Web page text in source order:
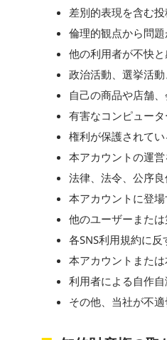
差別的表現を含む
倫理的観点から問
他の利用者が不快
政治活動、選挙活
自己の商品や店舗
有害なコンピュー
権利が保護されて
本アカウントの運
法律、法令、公序
本アカウントに登
他のユーザーまた
各SNS利用規約に反
本アカウントまた
利用者による自作
その他、当社が不